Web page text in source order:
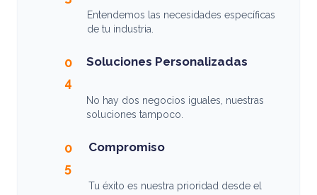
Entendemos las necesidades específicas
de tu industria.
0
4
Soluciones Personalizadas
No hay dos negocios iguales, nuestras
soluciones tampoco.
0
5
Compromiso
Tu éxito es nuestra prioridad desde el